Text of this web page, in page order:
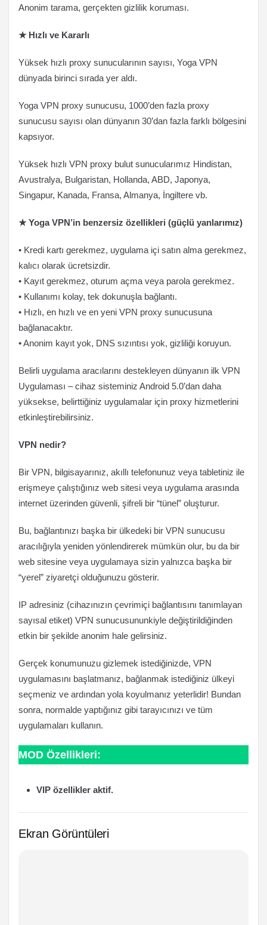
Anonim tarama, gerçekten gizlilik koruması.
★ Hızlı ve Kararlı
Yüksek hızlı proxy sunucularının sayısı, Yoga VPN
dünyada birinci sırada yer aldı.
Yoga VPN proxy sunucusu, 1000’den fazla proxy
sunucusu sayısı olan dünyanın 30’dan fazla farklı bölgesini
kapsıyor.
Yüksek hızlı VPN proxy bulut sunucularımız Hindistan,
Avustralya, Bulgaristan, Hollanda, ABD, Japonya,
Singapur, Kanada, Fransa, Almanya, İngiltere vb.
★ Yoga VPN’in benzersiz özellikleri (güçlü yanlarımız)
• Kredi kartı gerekmez, uygulama içi satın alma gerekmez,
kalıcı olarak ücretsizdir.
• Kayıt gerekmez, oturum açma veya parola gerekmez.
• Kullanımı kolay, tek dokunuşla bağlantı.
• Hızlı, en hızlı ve en yeni VPN proxy sunucusuna
bağlanacaktır.
• Anonim kayıt yok, DNS sızıntısı yok, gizliliği koruyun.
Belirli uygulama aracılarını destekleyen dünyanın ilk VPN
Uygulaması – cihaz sisteminiz Android 5.0’dan daha
yüksekse, belirttiğiniz uygulamalar için proxy hizmetlerini
etkinleştirebilirsiniz.
VPN nedir?
Bir VPN, bilgisayarınız, akıllı telefonunuz veya tabletiniz ile
erişmeye çalıştığınız web sitesi veya uygulama arasında
internet üzerinden güvenli, şifreli bir “tünel” oluşturur.
Bu, bağlantınızı başka bir ülkedeki bir VPN sunucusu
aracılığıyla yeniden yönlendirerek mümkün olur, bu da bir
web sitesine veya uygulamaya sizin yalnızca başka bir
“yerel” ziyaretçi olduğunuzu gösterir.
IP adresiniz (cihazınızın çevrimiçi bağlantısını tanımlayan
sayısal etiket) VPN sunucusununkiyle değiştirildiğinden
etkin bir şekilde anonim hale gelirsiniz.
Gerçek konumunuzu gizlemek istediğinizde, VPN
uygulamasını başlatmanız, bağlanmak istediğiniz ülkeyi
seçmeniz ve ardından yola koyulmanız yeterlidir! Bundan
sonra, normalde yaptığınız gibi tarayıcınızı ve tüm
uygulamaları kullanın.
MOD Özellikleri:
VIP özellikler aktif.
Ekran Görüntüleri